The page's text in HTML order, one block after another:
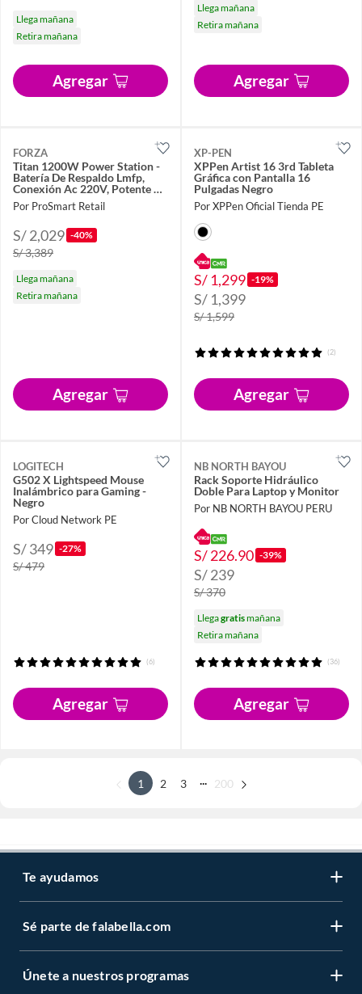
Llega mañana
Retira mañana
Agregar
Llega mañana
Retira mañana
Agregar
FORZA
Titan 1200W Power Station -
Batería De Respaldo Lmfp,
Conexión Ac 220V, Potente Y
Co
Por ProSmart Retail
S/ 2,029 -40%
S/ 3,389
Llega mañana
Retira mañana
Agregar
XP-PEN
XPPen Artist 16 3rd Tableta
Gráfica con Pantalla 16
Pulgadas Negro
Por XPPen Oficial Tienda PE
S/ 1,299 -19%
S/ 1,399
S/ 1,599
(2)
Agregar
LOGITECH
G502 X Lightspeed Mouse
Inalámbrico para Gaming -
Negro
Por Cloud Network PE
S/ 349 -27%
S/ 479
(6)
Agregar
NB NORTH BAYOU
Rack Soporte Hidráulico
Doble Para Laptop y Monitor
Por NB NORTH BAYOU PERU
S/ 226.90 -39%
S/ 239
S/ 370
Llegagratismañana
Retira mañana
(36)
Agregar
1 2 3 ... 200
Te ayudamos
Sé parte de falabella.com
Únete a nuestros programas